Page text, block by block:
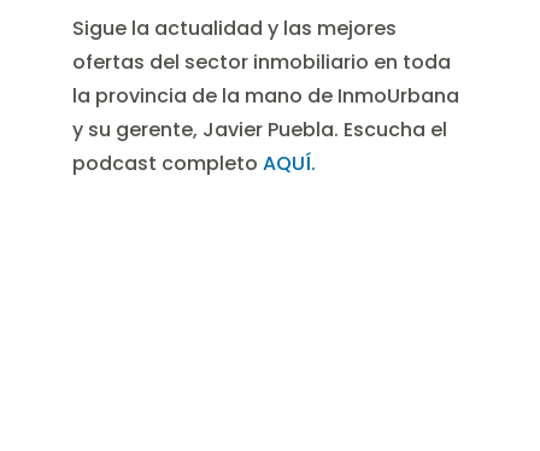
Sigue la actualidad y las mejores
ofertas del sector inmobiliario en toda
la provincia de la mano de InmoUrbana
y su gerente, Javier Puebla. Escucha el
podcast completo AQUÍ.